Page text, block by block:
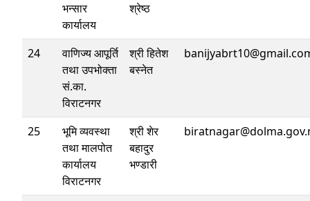
भन्सार
कार्यालय
श्रेष्ठ
24
वाणिज्य आपूर्ति
तथा उपभोक्ता
सं.का.
विराटनगर
श्री हितेश
बस्नेत
25
भूमि व्यवस्था
तथा मालपोत
कार्यालय
विराटनगर
श्री शेर
बहादुर
भण्डारी